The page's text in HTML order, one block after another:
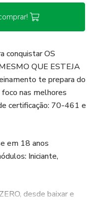
conquistar OS
QUE ESTEJA
te prepara do
nas melhores
certificação: 70-461 e
em 18 anos
Iniciante,
desde baixar e